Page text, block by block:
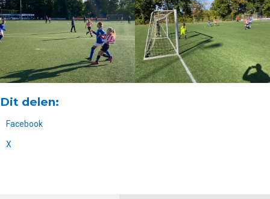
Dit delen:
Facebook
X